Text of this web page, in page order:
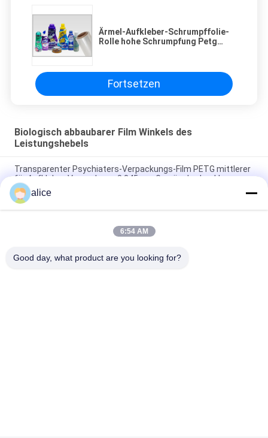
Ärmel-Aufkleber-Schrumpffolie-
Rolle hohe Schrumpfung Petg
Fortsetzen
Biologisch abbaubarer Film Winkels des
Leistungshebels
Transparenter Psychiaters-Verpackungs-Film PETG mittlerer
für Aufkleber-Verpackung, 0.045mm Gravüre bedruckbar
2 Mil-Super Clear-hohe Schrumpffolie bestätigen mit EU-
Verordnung für Psychiaters-Aufkleber
Freundlicher 45 Mic PETG Film Eco, hoch- Schrumpffolie, die
alice
6:54 AM
Good day, what product are you looking for?